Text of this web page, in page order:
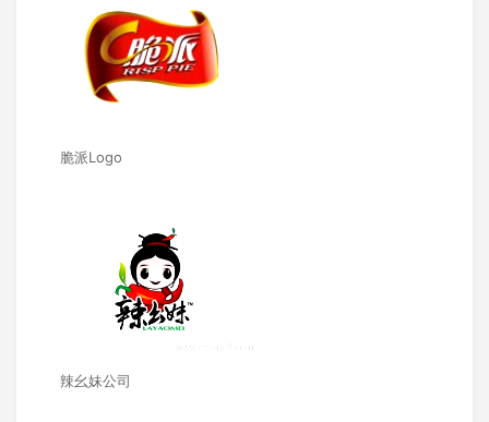
脆派Logo
辣幺妹公司